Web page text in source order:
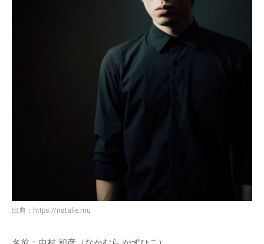
出典： https://natalie.mu